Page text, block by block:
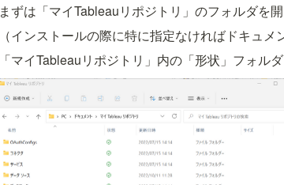
まずは「マイTableauリポジトリ」のフォルダを開
（インストールの際に特に指定なければドキュメ
「マイTableauリポジトリ」内の「形状」フォルダ